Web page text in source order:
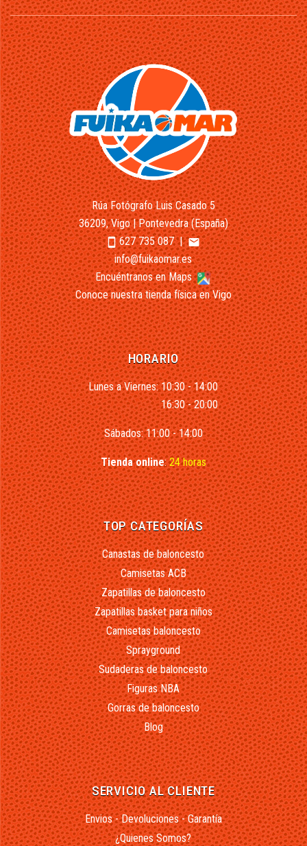
Rúa Fotógrafo Luis Casado 5
36209, Vigo | Pontevedra (España)
smartphone627 735 087|email
info@fuikaomar.es
Encuéntranos en Maps
Conoce nuestra tienda física en Vigo
HORARIO
Lunes a Viernes: 10:30 - 14:00
16:30 - 20:00
Sábados: 11:00 - 14:00
Tienda online:24 horas
TOP CATEGORÍAS
Canastas de baloncesto
Camisetas ACB
Zapatillas de baloncesto
Zapatillas basket para niños
Camisetas baloncesto
Sprayground
Sudaderas de baloncesto
Figuras NBA
Gorras de baloncesto
Blog
SERVICIO AL CLIENTE
Envios - Devoluciones - Garantía
¿Quienes Somos?